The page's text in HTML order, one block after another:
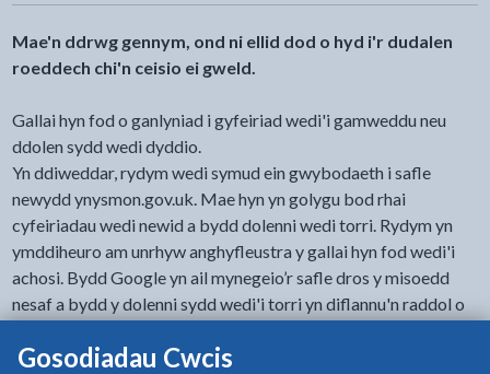
Gosodiadau Cwcis
Mae'n ddrwg gennym, ond ni ellid dod o hyd i'r dudalen
roeddech chi'n ceisio ei gweld.
Gallai hyn fod o ganlyniad i gyfeiriad wedi'i gamweddu neu
ddolen sydd wedi dyddio.
Yn ddiweddar, rydym wedi symud ein gwybodaeth i safle
newydd ynysmon.gov.uk. Mae hyn yn golygu bod rhai
cyfeiriadau wedi newid a bydd dolenni wedi torri. Rydym yn
ymddiheuro am unrhyw anghyfleustra y gallai hyn fod wedi'i
achosi. Bydd Google yn ail mynegeio’r safle dros y misoedd
nesaf a bydd y dolenni sydd wedi'i torri yn diflannu'n raddol o